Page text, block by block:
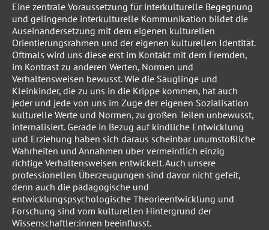
Eine zentrale Voraussetzung für interkulturelle Begegnung
und gelingende interkulturelle Kommunikation bildet die
Auseinandersetzung mit dem eigenen kulturellen
Orientierungsrahmen und der eigenen kulturellen Identität.
Oftmals wird uns diese erst im Kontakt mit dem Fremden,
im Kontrast zu anderen Werten, Normen und
Verhaltensweisen bewusst. Wie die Säuglinge und
Kleinkinder, die zu uns in die Krippe kommen, hat auch
jeder und jede von uns im Zuge der eigenen Sozialisation
kulturelle Werte und Normen, zu großen Teilen unbewusst,
internalisiert. Gerade in Bezug auf kindliche Entwicklung
und Erziehung haben sich daraus scheinbar unumstößliche
Wahrheiten und Annahmen über vermeintlich einzig
richtige Verhaltensweisen entwickelt. Auch unsere
professionellen Überzeugungen sind davor nicht gefeit,
denn auch die pädagogische und
entwicklungspsychologische Theorieentwicklung und
Forschung sind vom kulturellen Hintergrund der
Wissenschaftler:innen beeinflusst.